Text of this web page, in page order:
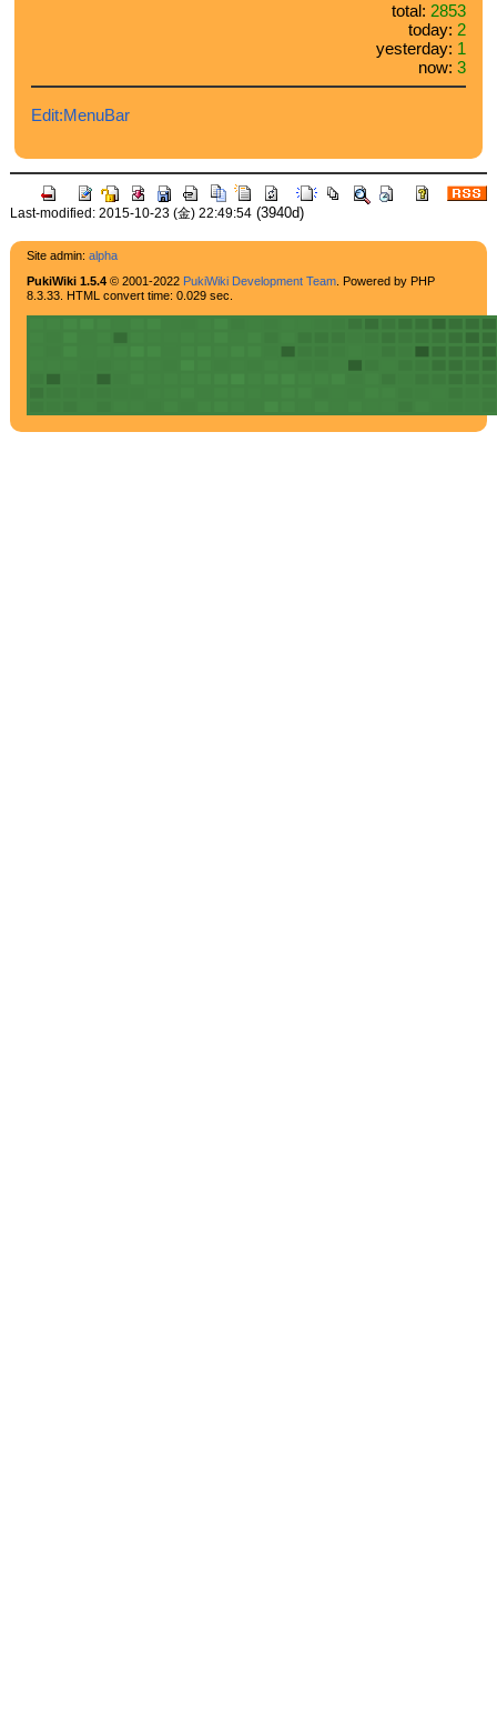
total: 2853
today: 2
yesterday: 1
now:3
Edit:MenuBar
Last-modified: 2015-10-23 (金) 22:49:54(3940d)
Site admin: alpha
PukiWiki 1.5.4© 2001-2022 PukiWiki Development Team. Powered by PHP
8.3.33. HTML convert time: 0.029 sec.